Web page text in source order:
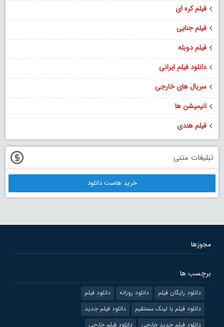
فیلم کره ای
فیلم جنایی
فیلم دوبله
دانلود فیلم ایرانی
سریال های خارجی
انیمیشن ها
فیلم هندی
تبلیغات متنی
خرید هاست دانلود
مجوزها
برچسب ها
دانلود رایگان فیلم دانلود روزانه
دانلود فیلم
دانلود فیلم با لینک مستقیم
دانلود فیلم جدید
دانلود فیلم جدید خارجی
دانلود فیلم خارجی